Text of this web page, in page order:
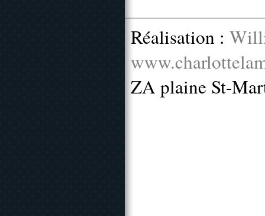
Réalisation :
ZA plaine St-